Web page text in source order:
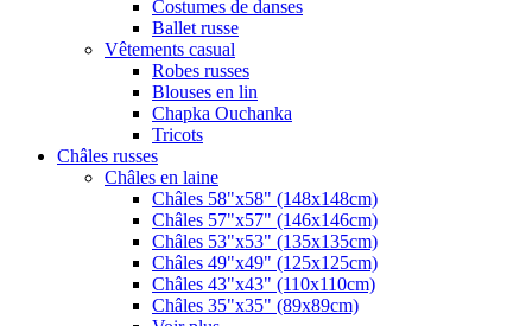
Costumes de danses
Ballet russe
Vêtements casual
Robes russes
Blouses en lin
Chapka Ouchanka
Tricots
Châles russes
Châles en laine
Châles 58"x58" (148x148cm)
Châles 57"x57" (146x146cm)
Châles 53"x53" (135x135cm)
Châles 49"x49" (125x125cm)
Châles 43"x43" (110x110cm)
Châles 35"x35" (89x89cm)